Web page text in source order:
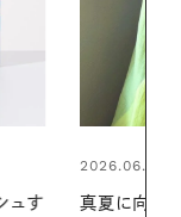
ん